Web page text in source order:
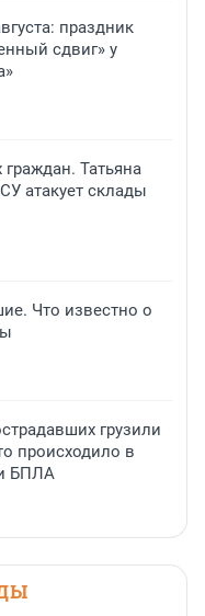
праздник
сдвиг» у
Татьяна
атакует склады
Что известно о
грузили
происходило в
БПЛА